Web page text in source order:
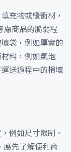
充物或緩衝材，
慮商品的脆弱程
袋，例如厚實的
料，例如氣泡
送過程中的損壞
例如尺寸限制、
應先了解便利商